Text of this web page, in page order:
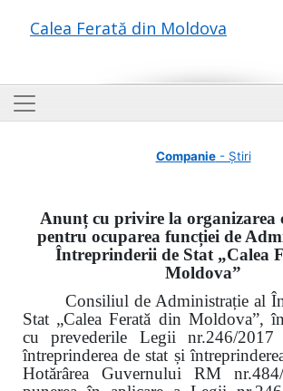
Calea Ferată din Moldova
Companie- Știri
Anunț cu privire la organizarea
pentru ocuparea funcției de
Întreprinderii de Stat „Calea
Moldova”
Consiliul de Administrație al
Stat „Calea Ferată din Moldova”,
cu prevederile Legii nr.246/
întreprinderea de stat și
Hotărârea Guvernului RM